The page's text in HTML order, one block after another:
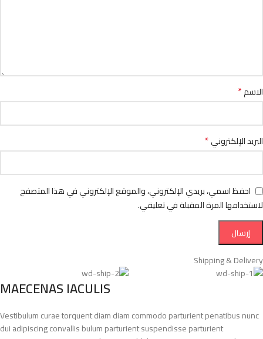
الاسم*
البريد الإلكتروني*
احفظ اسمي، بريدي الإلكتروني، والموقع الإلكتروني في هذا المتصفح
لاستخدامها المرة المقبلة في تعليقي.
Shipping & Delivery
MAECENAS IACULIS
Vestibulum curae torquent diam diam commodo parturient penatibus nunc
dui adipiscing convallis bulum parturient suspendisse parturient